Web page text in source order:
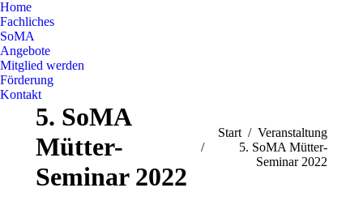
Home
Fachliches
SoMA
Angebote
Mitglied werden
Förderung
Kontakt
5. SoMA
Mütter-
Seminar 2022
Sie befinden sich hier:
Start
Veranstaltung
5. SoMA Mütter-
Seminar 2022